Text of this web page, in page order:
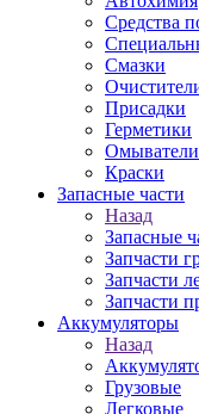
Средства
Смазки
Присадки
Герметики
Омыватели
Краски
Запасные части
Назад
Запасные
Запчасти
Запчасти
Запчасти
Аккумуляторы
Назад
Грузовые
Легковые